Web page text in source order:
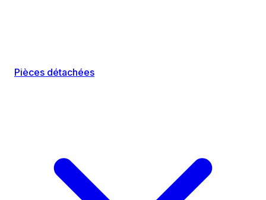
Pièces détachées